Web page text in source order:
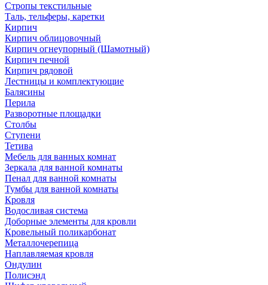
Стропы текстильные
Таль, тельферы, каретки
Кирпич
Кирпич облицовочный
Кирпич огнеупорный (Шамотный)
Кирпич печной
Кирпич рядовой
Лестницы и комплектующие
Балясины
Перила
Разворотные площадки
Столбы
Ступени
Тетива
Мебель для ванных комнат
Зеркала для ванной комнаты
Пенал для ванной комнаты
Тумбы для ванной комнаты
Кровля
Водосливая система
Доборные элементы для кровли
Кровельный поликарбонат
Металлочерепица
Наплавляемая кровля
Ондулин
Полисэнд